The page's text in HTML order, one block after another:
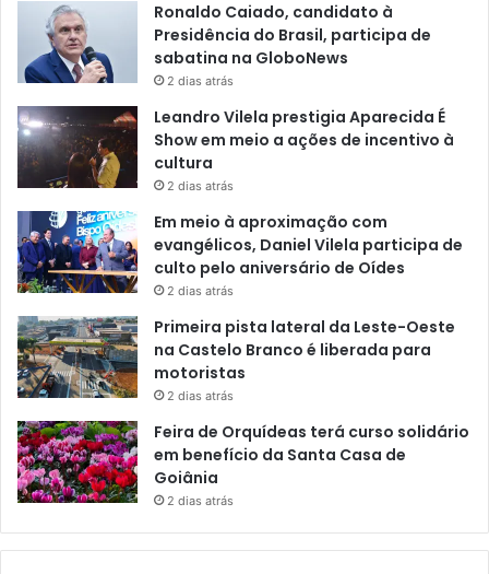
Ronaldo Caiado, candidato à
Presidência do Brasil, participa de
sabatina na GloboNews
2 dias atrás
Leandro Vilela prestigia Aparecida É
Show em meio a ações de incentivo à
cultura
2 dias atrás
Em meio à aproximação com
evangélicos, Daniel Vilela participa de
culto pelo aniversário de Oídes
2 dias atrás
Primeira pista lateral da Leste-Oeste
na Castelo Branco é liberada para
motoristas
2 dias atrás
Feira de Orquídeas terá curso solidário
em benefício da Santa Casa de
Goiânia
2 dias atrás